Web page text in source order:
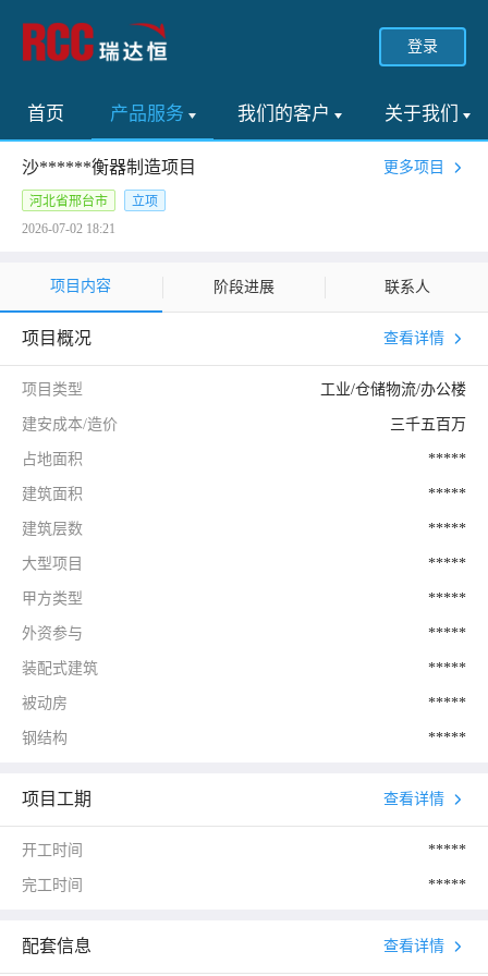
登录
首页 产品服务 我们的客户 关于我们
沙******衡器制造项目 更多项目
河北省邢台市
立项
2026-07-02 18:21
项目内容 阶段进展 联系人
项目概况 查看详情
项目类型 工业/仓储物流/办公楼
建安成本/造价 三千五百万
占地面积 *****
建筑面积 *****
建筑层数 *****
大型项目 *****
甲方类型 *****
外资参与 *****
装配式建筑 *****
被动房 *****
钢结构 *****
项目工期 查看详情
开工时间 *****
完工时间 *****
配套信息 查看详情